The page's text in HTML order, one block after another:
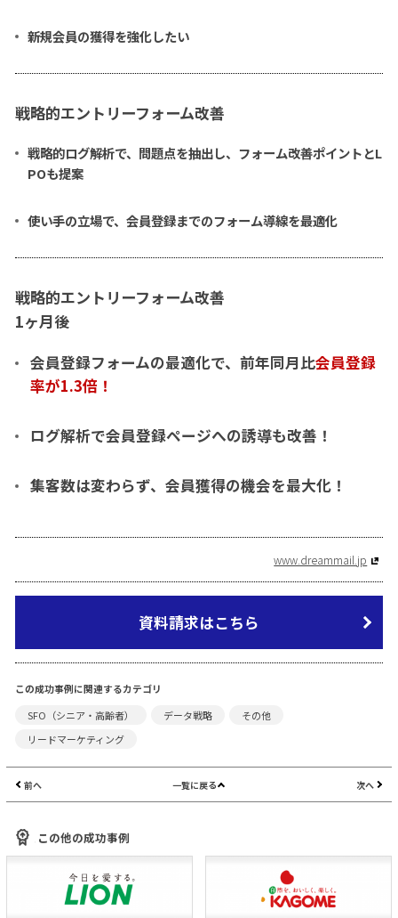
新規会員の獲得を強化したい
戦略的エントリーフォーム改善
戦略的ログ解析で、問題点を抽出し、フォーム改善ポイントとL
POも提案
使い手の立場で、会員登録までのフォーム導線を最適化
戦略的エントリーフォーム改善
1ヶ月後
会員登録フォームの最適化で、前年同月比会員登録
率が1.3倍！
ログ解析で会員登録ページへの誘導も改善！
集客数は変わらず、会員獲得の機会を最大化！
www.dreammail.jp
資料請求はこちら
この成功事例に関連するカテゴリ
SFO（シニア・高齢者）
データ戦略
その他
リードマーケティング
前へ 一覧に戻る 次へ
この他の成功事例